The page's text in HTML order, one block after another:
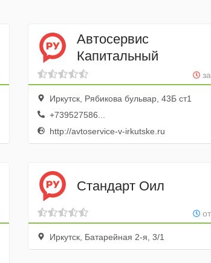
Автосервис
Капитальный
Иркутск, Рябикова бульвар, 43Б ст1
+739527586...
http://avtoservice-v-irkutske.ru
Стандарт Оил
Иркутск, Батарейная 2-я, 3/1